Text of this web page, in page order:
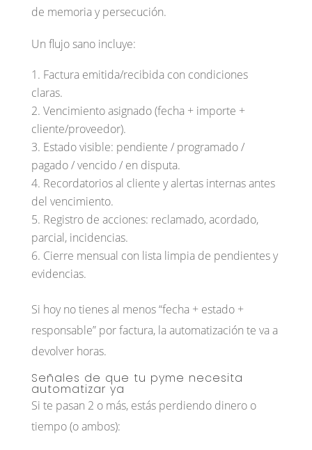
de memoria y persecución.
Un flujo sano incluye:
Factura emitida/recibida con condiciones
claras.
Vencimiento asignado (fecha + importe +
cliente/proveedor).
Estado visible: pendiente / programado /
pagado / vencido / en disputa.
Recordatorios al cliente y alertas internas antes
del vencimiento.
Registro de acciones: reclamado, acordado,
parcial, incidencias.
Cierre mensual con lista limpia de pendientes y
evidencias.
Si hoy no tienes al menos “fecha + estado +
responsable” por factura, la automatización te va a
devolver horas.
Señales de que tu pyme necesita
automatizar ya
Si te pasan 2 o más, estás perdiendo dinero o
tiempo (o ambos):